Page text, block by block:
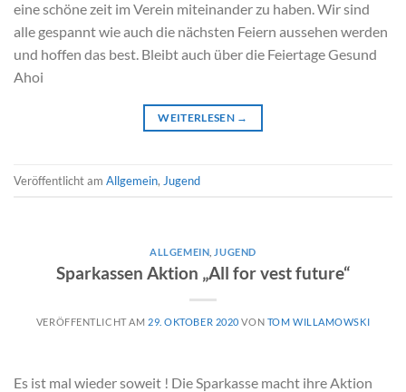
eine schöne zeit im Verein miteinander zu haben. Wir sind
alle gespannt wie auch die nächsten Feiern aussehen werden
und hoffen das best. Bleibt auch über die Feiertage Gesund
Ahoi
WEITERLESEN →
Veröffentlicht am Allgemein, Jugend
ALLGEMEIN JUGEND
Sparkassen Aktion „All for vest future“
VERÖFFENTLICHT AM 29. OKTOBER 2020 VON TOM WILLAMOWSKI
Es ist mal wieder soweit ! Die Sparkasse macht ihre Aktion